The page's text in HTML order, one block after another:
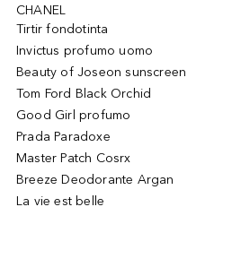
CHANEL
Tirtir fondotinta
Invictus profumo uomo
Beauty of Joseon sunscreen
Tom Ford Black Orchid
Good Girl profumo
Prada Paradoxe
Master Patch Cosrx
Breeze Deodorante Argan
La vie est belle